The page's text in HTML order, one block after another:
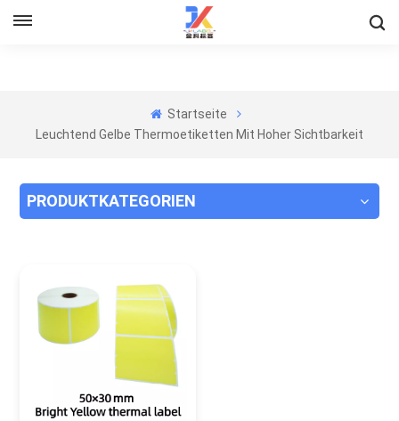
Startseite
Leuchtend Gelbe Thermoetiketten Mit Hoher Sichtbarkeit
PRODUKTKATEGORIEN